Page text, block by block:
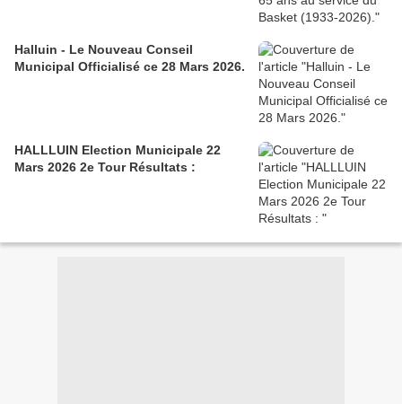
Halluin - Le Nouveau Conseil
Municipal Officialisé ce 28 Mars 2026.
HALLLUIN Election Municipale 22
Mars 2026 2e Tour Résultats :